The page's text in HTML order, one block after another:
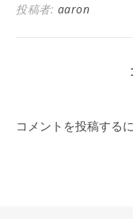
投稿者: aaron
コメントを投稿する